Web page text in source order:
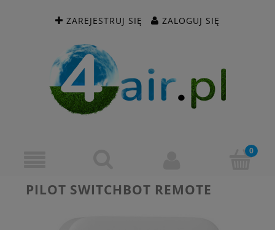
ZAREJESTRUJ SIĘ ZALOGUJ SIĘ
PILOT SWITCHBOT REMOTE